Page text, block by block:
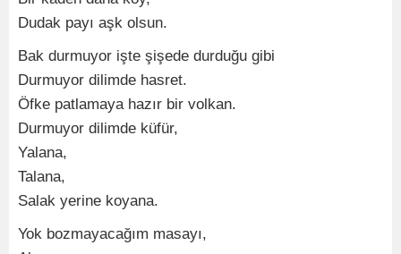
Dudak payı aşk olsun.
Bak durmuyor işte şişede durduğu gibi
Durmuyor dilimde hasret.
Öfke patlamaya hazır bir volkan.
Durmuyor dilimde küfür,
Yalana,
Talana,
Salak yerine koyana.
Yok bozmayacağım masayı,